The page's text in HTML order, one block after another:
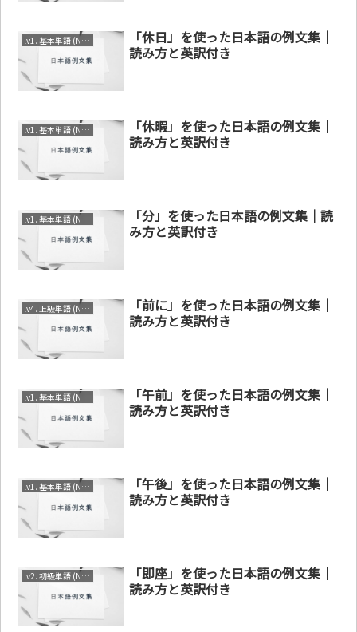
lv1. 基本単語 (N4～N5)
「休日」を使った日本語の例文集｜
読み方と英訳付き
lv1. 基本単語 (N4～N5)
「休暇」を使った日本語の例文集｜
読み方と英訳付き
lv1. 基本単語 (N4～N5)
「分」を使った日本語の例文集｜読
み方と英訳付き
lv4. 上級単語 (N1～N2)
「前に」を使った日本語の例文集｜
読み方と英訳付き
lv1. 基本単語 (N4～N5)
「午前」を使った日本語の例文集｜
読み方と英訳付き
lv1. 基本単語 (N4～N5)
「午後」を使った日本語の例文集｜
読み方と英訳付き
lv2. 初級単語 (N3～N4)
「即座」を使った日本語の例文集｜
読み方と英訳付き